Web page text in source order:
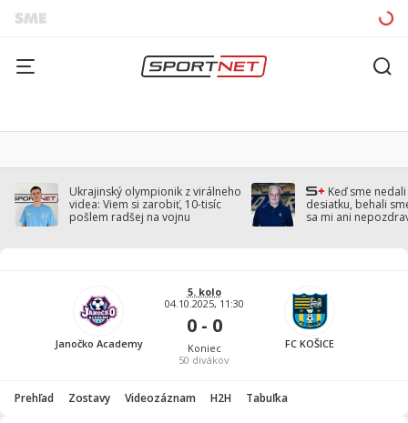
Ukrajinský olympionik z virálneho
videa: Viem si zarobiť, 10-tisíc
pošlem radšej na vojnu
Keď sme
desiatku, behali
sa mi ani
Janočko Academy
5. kolo
04.10.2025, 11:30
0 - 0
Koniec
50 divákov
FC KOŠICE
Prehľad Zostavy Videozáznam H2H Tabuľka